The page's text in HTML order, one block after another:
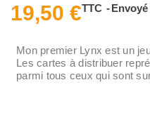
19,50 €TTC
Mon premier Lynx est un
Les cartes à distribuer
parmi tous ceux qui sont